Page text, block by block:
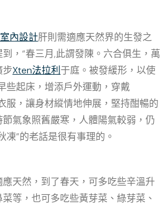
內設計肝則需適應天然界的生發之
，“春三月,此謂發陳。六合俱生，萬
步Xten法拉利 于庭。被發緩形，以使
些起床，增添戶外運動，穿戴
服，讓身材縱情地伸展，堅持酣暢的
氣象照舊嚴寒，人體陽氣較弱，仍
凍”的老話是很有事理的。
天然，到了春天，可多吃些辛溫升
等，也可多吃些黃芽菜、綠芽菜、